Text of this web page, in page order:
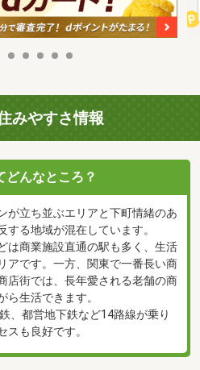
みやすさ情報
どんなところ？
が立ち並ぶエリアと下町情緒のあ
る地域が混在しています。
は商業施設直通の駅も多く、生活
アです。一方、関東で一番長い商
店街では、長年愛される老舗の商
ら生活できます。
、都営地下鉄など14路線が乗り
スも良好です。